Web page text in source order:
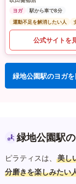
ヨガ
駅から車で8分
運動不足を解消したい人
公式サイトを
緑地公園駅のヨガ
緑地公園駅
ピラティスは、 美し
分磨きを楽しみたい